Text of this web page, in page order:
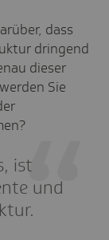
dass
dringend
dieser
Sie
ist
und